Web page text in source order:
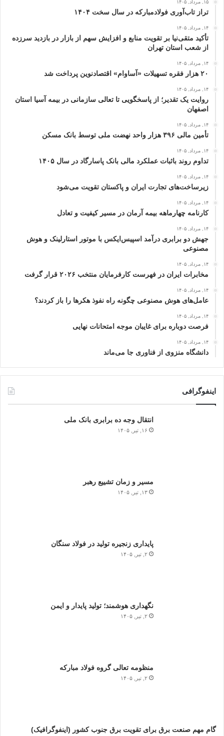
۱۵, مرداد, ۱۴۰۵
تراز تاب‌آوری فولادمبارکه در سال سخت ۱۴۰۴
۱۴, مرداد, ۱۴۰۵
تأکید متقی‌نیا بر تقویت منابع و افزایش سهم از بازار در بازدید سرزده
از شعب استان تهران
۱۴, مرداد, ۱۴۰۵
۲۰ هزار فقره تسهیلات «آساوام» اقتصادنوین پرداخت شد
۱۴, مرداد, ۱۴۰۵
روایت یک تقدیر؛ از پاسخگویی تا تعالی سازمانی در بیمه آسیا استان
اصفهان
۱۴, مرداد, ۱۴۰۵
تأمین مالی ۳۹۶ هزار واحد نهضت ملی توسط بانک مسکن
۱۴, مرداد, ۱۴۰۵
تداوم روند باثبات عملکرد مالی بانک پاسارگاد در سال ۱۴۰۵
۱۴, مرداد, ۱۴۰۵
زیرساخت‌های تجارت ایران و پاکستان تقویت می‌شود
۱۴, مرداد, ۱۴۰۵
کارنامه چهارماهه بیمه آرمان در مسیر کیفیت و تعادل
۱۴, مرداد, ۱۴۰۵
جهش دو برابری درآمد اسپیس‌ایکس با موتور استارلینک و هوش
مصنوعی
۱۴, مرداد, ۱۴۰۵
مخابرات ایران در فهرست کارفرمایان منتخب ۲۰۲۶ قرار گرفت
۱۴, مرداد, ۱۴۰۵
عامل‌های هوش مصنوعی چگونه راه نفوذ هکرها را باز کردند؟
۱۴, مرداد, ۱۴۰۵
فرصت دوباره برای غایبان موجه امتحانات نهایی
۱۴, مرداد, ۱۴۰۵
دانشگاه منزوی از فناوری جا می‌ماند
اینفوگرافی
انتقال وجه ده برابری بانک ملی
۱۶, تیر, ۱۴۰۵
مسیر و زمان تشییع رهبر
۱۳, تیر, ۱۴۰۵
پایداری زنجیره تولید در فولاد سنگان
۲, تیر, ۱۴۰۵
نگهداری هوشمند؛ تولید پایدار و ایمن
۲, تیر, ۱۴۰۵
منظومه تعالی گروه فولاد مبارکه
۲, تیر, ۱۴۰۵
گام مهم صنعت برق برای تقویت برق جنوب کشور (اینفوگرافیک)